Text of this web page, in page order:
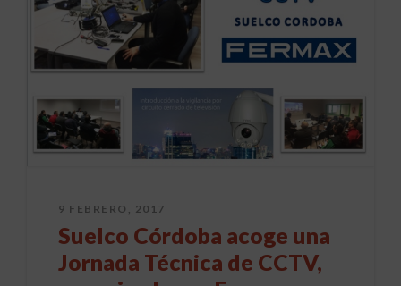
9 FEBRERO, 2017
Suelco Córdoba acoge una
Jornada Técnica de CCTV,